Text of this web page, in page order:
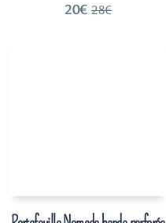
20€ 28€